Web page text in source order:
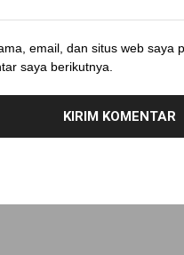
email, dan situs web saya
saya berikutnya.